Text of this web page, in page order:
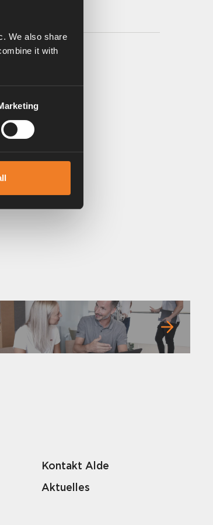
We also share
it with
Kontakt Alde
Aktuelles